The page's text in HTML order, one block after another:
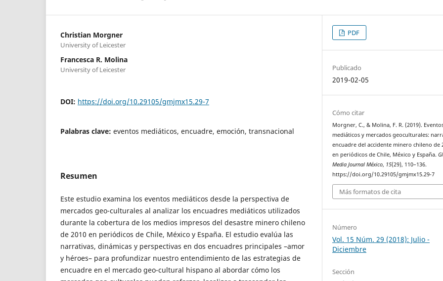
Christian Morgner
University of Leicester
Francesca R. Molina
University of Leicester
DOI: https://doi.org/10.29105/gmjmx15.29-7
Palabras clave: eventos mediáticos, encuadre, emoción, transnacional
Resumen
Este estudio examina los eventos mediáticos desde la perspectiva de
mercados geo-culturales al analizar los encuadres mediáticos utilizados
durante la cobertura de los medios impresos del desastre minero chileno
de 2010 en periódicos de Chile, México y España. El estudio evalúa las
narrativas, dinámicas y perspectivas en dos encuadres principales –amor
y héroes– para profundizar nuestro entendimiento de las estrategias de
encuadre en el mercado geo-cultural hispano al abordar cómo los
PDF
Publicado
2019-02-05
Cómo citar
Morgner, C., & Molina, F. R. (2019).
mediáticos y mercados geoculturales:
encuadre del accidente minero chileno de
en periódicos de Chile, México y España.
Media Journal México, 15(29), 110–136.
https://doi.org/10.29105/gmjmx15.29-7
Más formatos de cita
Número
Vol. 15 Núm. 29 (2018): Julio -
Diciembre
Sección